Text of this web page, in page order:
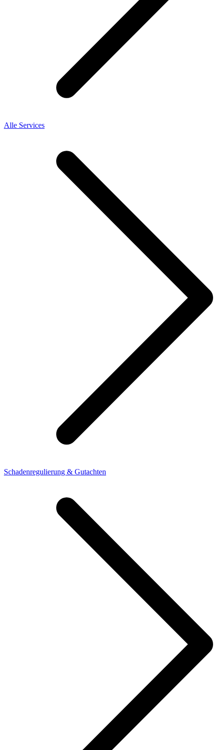
Alle Services
Schadenregulierung & Gutachten